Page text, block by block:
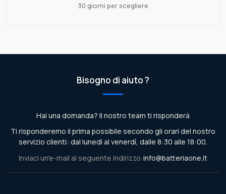
30 giorni per scegliere
Bisogno di aiuto ?
Hai una domanda? Il nostro team ti risponderà
Ti risponderemo il prima possibile secondo gli orari del nostro
servizio clienti: dal lunedì al venerdì, dalle 8:30 alle 18:00.
Inviaci un'e-mail al seguente indirizzo:info@batteriaone.it